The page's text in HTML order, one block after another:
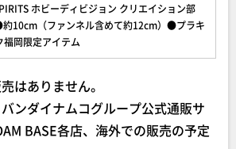
ホビーディビジョン クリエイション部
10cm（ファンネル含めて約12cm）●プラキ
岡限定アイテム
はありません。
ンダイナムコグループ公式通販サ
BASE各店、海外での販売の予定